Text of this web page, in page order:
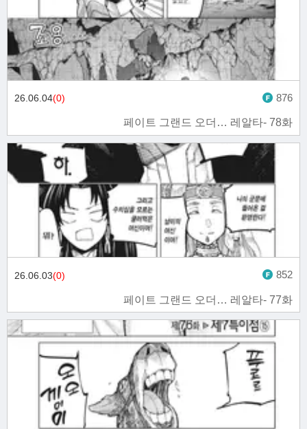
페이트 그랜드 오더… 레알타- 78화
26.06.04(0) 876
페이트 그랜드 오더… 레알타- 77화
26.06.03(0) 852